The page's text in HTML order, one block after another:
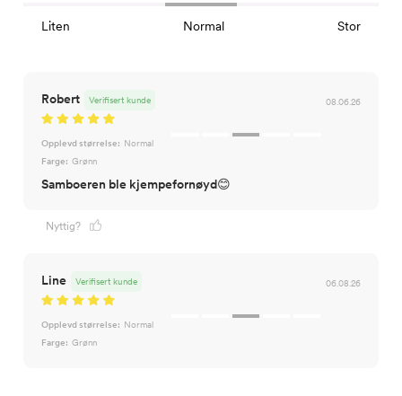
Liten Normal Stor
Robert 08.06.26
Verifisert kunde
Opplevd størrelse: Normal
Farge: Grønn
Samboeren ble kjempefornøyd😊
Nyttig?
Line 06.08.26
Verifisert kunde
Opplevd størrelse: Normal
Farge: Grønn